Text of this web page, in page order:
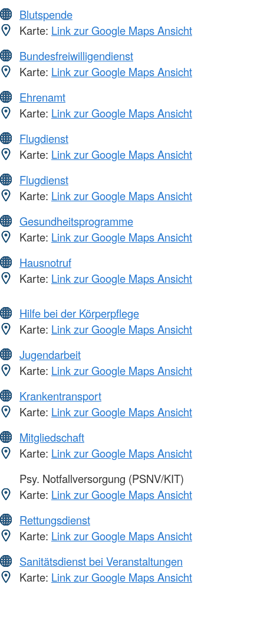
Blutspende
Karte: Link zur Google Maps Ansicht
Bundesfreiwilligendienst
Karte: Link zur Google Maps Ansicht
Ehrenamt
Karte: Link zur Google Maps Ansicht
Flugdienst
Karte: Link zur Google Maps Ansicht
Flugdienst
Karte: Link zur Google Maps Ansicht
Gesundheitsprogramme
Karte: Link zur Google Maps Ansicht
Hausnotruf
Karte: Link zur Google Maps Ansicht
Hilfe bei der Körperpflege
Karte: Link zur Google Maps Ansicht
Jugendarbeit
Karte: Link zur Google Maps Ansicht
Krankentransport
Karte: Link zur Google Maps Ansicht
Mitgliedschaft
Karte: Link zur Google Maps Ansicht
Psy. Notfallversorgung (PSNV/KIT)
Karte: Link zur Google Maps Ansicht
Rettungsdienst
Karte: Link zur Google Maps Ansicht
Sanitätsdienst bei Veranstaltungen
Karte: Link zur Google Maps Ansicht